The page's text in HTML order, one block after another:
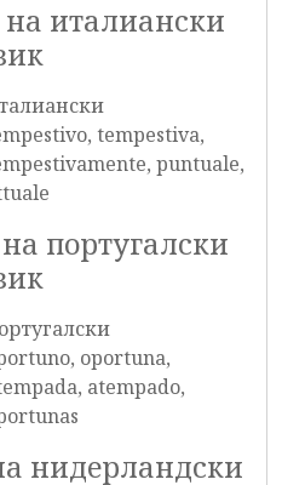
италиански
tempestiva,
puntuale,
португалски
oportuna,
atempado,
нидерландски